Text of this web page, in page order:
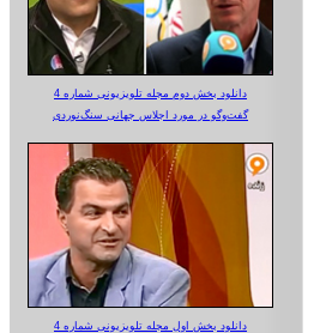
دانلود بخش دوم مجله تلویزیونی شماره 4
گفت‌وگو در مورد اجلاس جهانی سنگ‌نوردی
دانلود بخش اول مجله تلویزیونی شماره 4